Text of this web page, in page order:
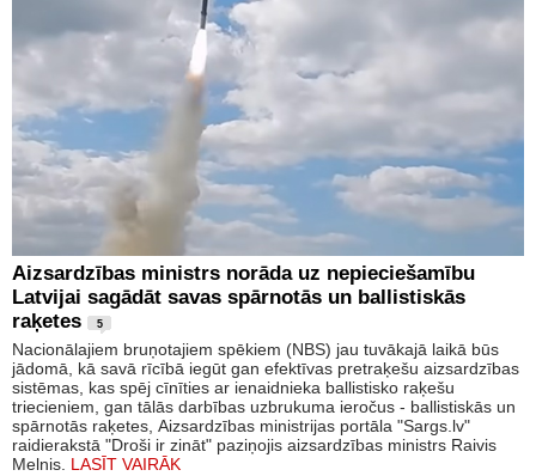
Aizsardzības ministrs norāda uz nepieciešamību
Latvijai sagādāt savas spārnotās un ballistiskās
raķetes
5
Nacionālajiem bruņotajiem spēkiem (NBS) jau tuvākajā laikā būs
jādomā, kā savā rīcībā iegūt gan efektīvas pretraķešu aizsardzības
sistēmas, kas spēj cīnīties ar ienaidnieka ballistisko raķešu
triecieniem, gan tālās darbības uzbrukuma ieročus - ballistiskās un
spārnotās raķetes, Aizsardzības ministrijas portāla "Sargs.lv"
raidierakstā "Droši ir zināt" paziņojis aizsardzības ministrs Raivis
Melnis. LASĪT VAIRĀK